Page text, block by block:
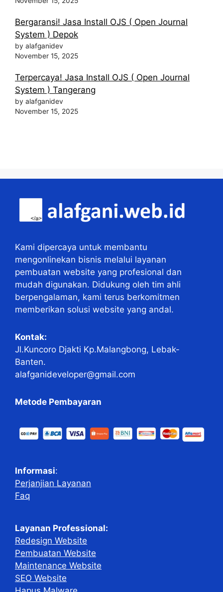
Bergaransi! Jasa Install OJS ( Open Journal
System ) Depok
by alafganidev
November 15, 2025
Terpercaya! Jasa Install OJS ( Open Journal
System ) Tangerang
by alafganidev
November 15, 2025
Kami dipercaya untuk membantu
mengonlinekan bisnis melalui layanan
pembuatan website yang profesional dan
mudah digunakan. Didukung oleh tim ahli
berpengalaman, kami terus berkomitmen
memberikan solusi website yang andal.
Kontak:
Jl.Kuncoro Djakti Kp.Malangbong, Lebak-
Banten.
alafganideveloper@gmail.com
Metode Pembayaran
Informasi:
Perjanjian Layanan
Faq
Layanan Professional:
Redesign Website
Pembuatan Website
Maintenance Website
SEO Website